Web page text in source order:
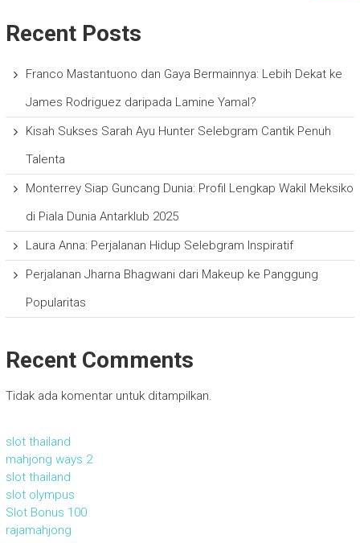
Recent Posts
Franco Mastantuono dan Gaya Bermainnya: Lebih Dekat ke
James Rodriguez daripada Lamine Yamal?
Kisah Sukses Sarah Ayu Hunter Selebgram Cantik Penuh
Talenta
Monterrey Siap Guncang Dunia: Profil Lengkap Wakil Meksiko
di Piala Dunia Antarklub 2025
Laura Anna: Perjalanan Hidup Selebgram Inspiratif
Perjalanan Jharna Bhagwani dari Makeup ke Panggung
Popularitas
Recent Comments
Tidak ada komentar untuk ditampilkan.
slot thailand
mahjong ways 2
slot thailand
slot olympus
Slot Bonus 100
rajamahjong